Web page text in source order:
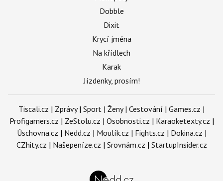
Dobble
Dixit
Krycí jména
Na křídlech
Karak
Jízdenky, prosím!
Tiscali.cz | Zprávy| Sport | Ženy| Cestování | Games.cz |
Profigamers.cz | ZeStolu.cz | Osobnosti.cz | Karaoketexty.cz |
Úschovna.cz | Nedd.cz | Moulík.cz | Fights.cz | Dokina.cz |
CZhity.cz | Našepeníze.cz | Srovnám.cz | StartupInsider.cz